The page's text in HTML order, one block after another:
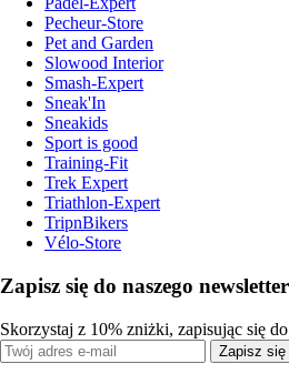
Pecheur-Store
Pet and Garden
Slowood Interior
Smash-Expert
Sneak'In
Sneakids
Sport is good
Training-Fit
Trek Expert
Triathlon-Expert
TripnBikers
Vélo-Store
Zapisz się do naszego
Skorzystaj z 10% zniżki, zapisując się
Zapisz się